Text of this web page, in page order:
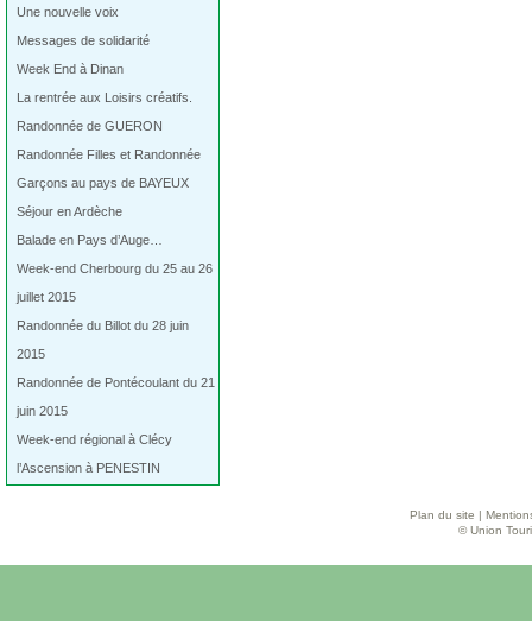
Une nouvelle voix
Messages de solidarité
Week End à Dinan
La rentrée aux Loisirs créatifs.
Randonnée de GUERON
Randonnée Filles et Randonnée
Garçons au pays de BAYEUX
Séjour en Ardèche
Balade en Pays d’Auge…
Week-end Cherbourg du 25 au 26
juillet 2015
Randonnée du Billot du 28 juin
2015
Randonnée de Pontécoulant du 21
juin 2015
Week-end régional à Clécy
l’Ascension à PENESTIN
Plan du site
© Union